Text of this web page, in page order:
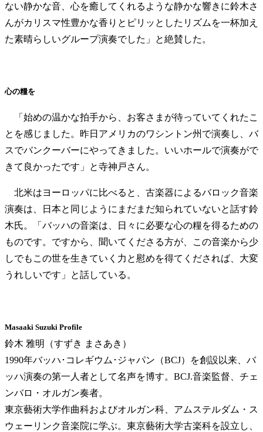
ない静かな音、心を癒してくれるような静かな響きに鈴木さ
んがカリスマ性豊かな香りとピリッとしたリズムを一杯加え
た素晴らしいグループ演奏でした」と絶賛した。
心の糧を
「始めの温かな拍手から、お客さまが待っていてくれたこ
とを感じました。昨日アメリカのワシントン州で演奏し、バ
スでバンクーバーにやってきました。いいホールで演奏がで
きて良かったです」と寺神戸さん。
北米はヨーロッパに比べると、古楽器によるバロック音楽
演奏は、日本と同じようにまだまだ知られていないと話す鈴
木氏。「バッハの音楽は、日々に必要な心の糧を得るための
ものです。ですから、聞いてくださる方が、この音楽から少
しでもこの世を生きていく力と慰めを得てくだされば、大変
うれしいです」と話している。
Masaaki Suzuki Profile
鈴木 雅明（すずき まさあき）
1990年バッハ･コレギウム･ジャパン（BCJ）を創設以来、バ
ッハ演奏の第一人者として名声を博す。BCJ.音楽監督、チェ
ンバロ・オルガン奏者。
東京藝術大学作曲科およびオルガン科、アムステルダム・ス
ウェーリンク音楽院に学ぶ。東京藝術大学古楽科を設立し、